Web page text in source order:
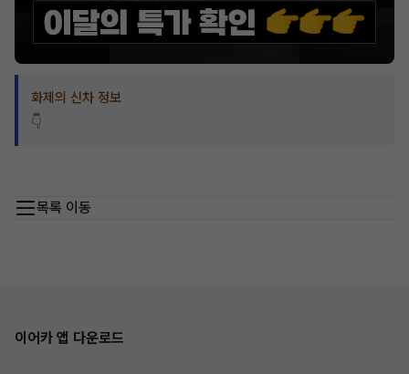
화제의 신차 정보
👇
목록 이동
이어카 앱 다운로드